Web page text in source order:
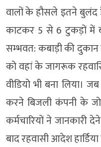
वालों के हौसले इतने
काटकर 5 से 6 टुकड़ों में
सम्भवत: कबाड़ी की दुकान
को वहां के जागरूक
वीडियो भी बना लिया।
करने बिजली कंपनी के
कर्मचारियों ने
बाद रहवासी आदेश